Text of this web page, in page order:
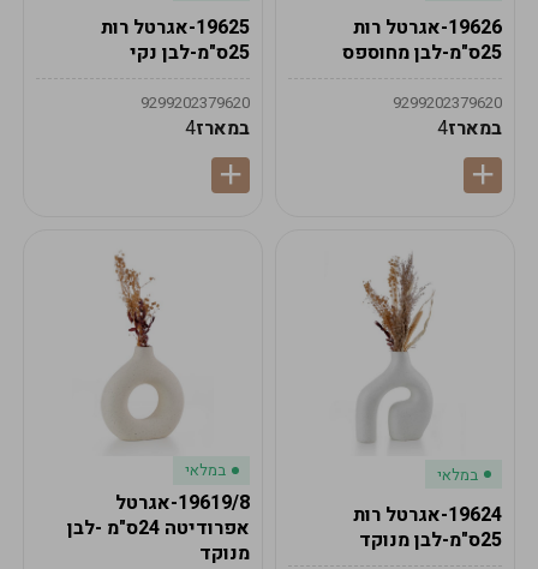
19626-אגרטל רות
25ס"מ-לבן מחוספס
9299202379620
במארז4
19625-אגרטל רות
25ס"מ-לבן נקי
9299202379620
במארז4
במלאי
19624-אגרטל רות
25ס"מ-לבן מנוקד
במלאי
19619/8-אגרטל
אפרודיטה 24ס"מ -לבן
מנוקד